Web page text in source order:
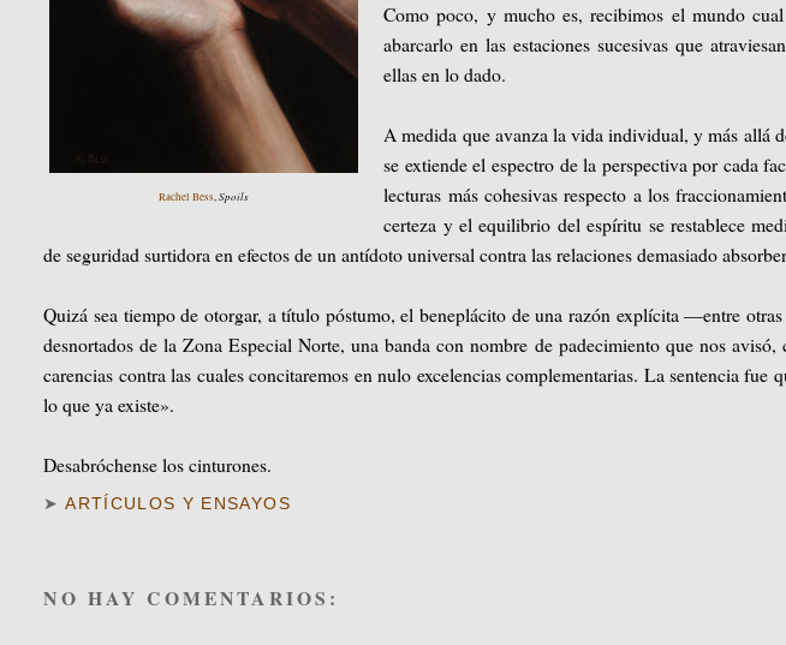
Rachel Bess,Spoils
Como poco, y mucho es, recibimos el mundo
abarcarlo en las estaciones sucesivas que
ellas en lo dado.
A medida que avanza la vida individual, y más allá
se extiende el espectro de la perspectiva por cada
lecturas más cohesivas respecto a los
certeza y el equilibrio del espíritu se restablece
de seguridad surtidora en efectos de un antídoto universal contra las relaciones demasiado
Quizá sea tiempo de otorgar, a título póstumo, el beneplácito de una razón explícita —entre
desnortados de la Zona Especial Norte, una banda con nombre de padecimiento que nos
carencias contra las cuales concitaremos en nulo excelencias complementarias. La sentencia fue
lo que ya existe».
Desabróchense los cinturones.
➤ARTÍCULOS Y ENSAYOS
NO HAY COMENTARIOS: